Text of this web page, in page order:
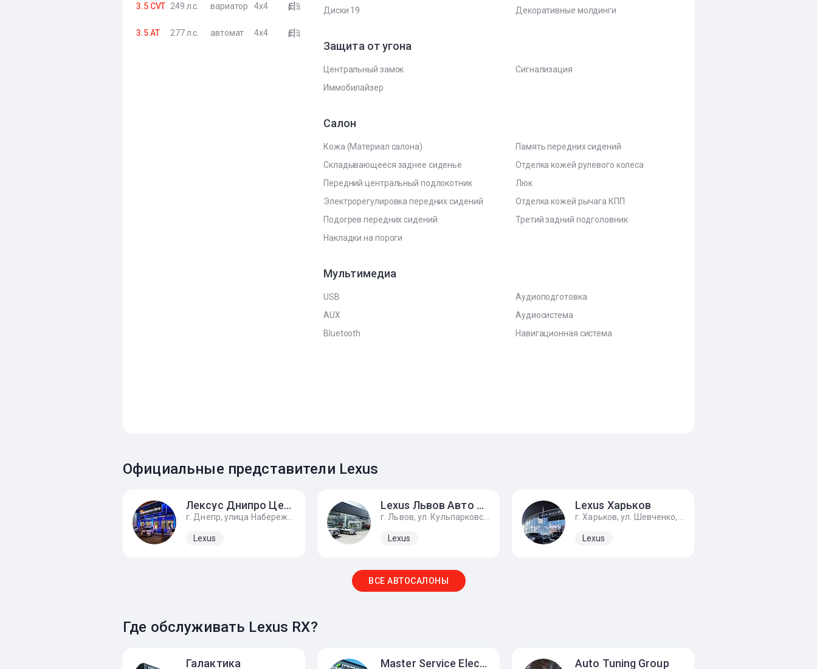
3.5 CVT 249 л.с. вариатор 4x4
3.5 AT 277 л.с. автомат 4x4
Диски 19
Декоративные молдинги
Защита от угона
Центральный замок
Сигнализация
Иммобилайзер
Салон
Кожа (Материал салона)
Память передних сидений
Складывающееся заднее сиденье
Отделка кожей рулевого колеса
Передний центральный подлокотник
Люк
Электрорегулировка передних сидений
Отделка кожей рычага КПП
Подогрев передних сидений
Третий задний подголовник
Накладки на пороги
Мультимедиа
USB
Аудиоподготовка
AUX
Аудиосистема
Bluetooth
Навигационная система
Официальные представители Lexus
Лексус Днипро Центр
Lexus
Lexus Львов Авто Премиум
Lexus
Lexus Харьков
Lexus
ВСЕ АВТОСАЛОНЫ
Где обслуживать Lexus RX?
Галактика Master Service Electro Auto Tuning Group